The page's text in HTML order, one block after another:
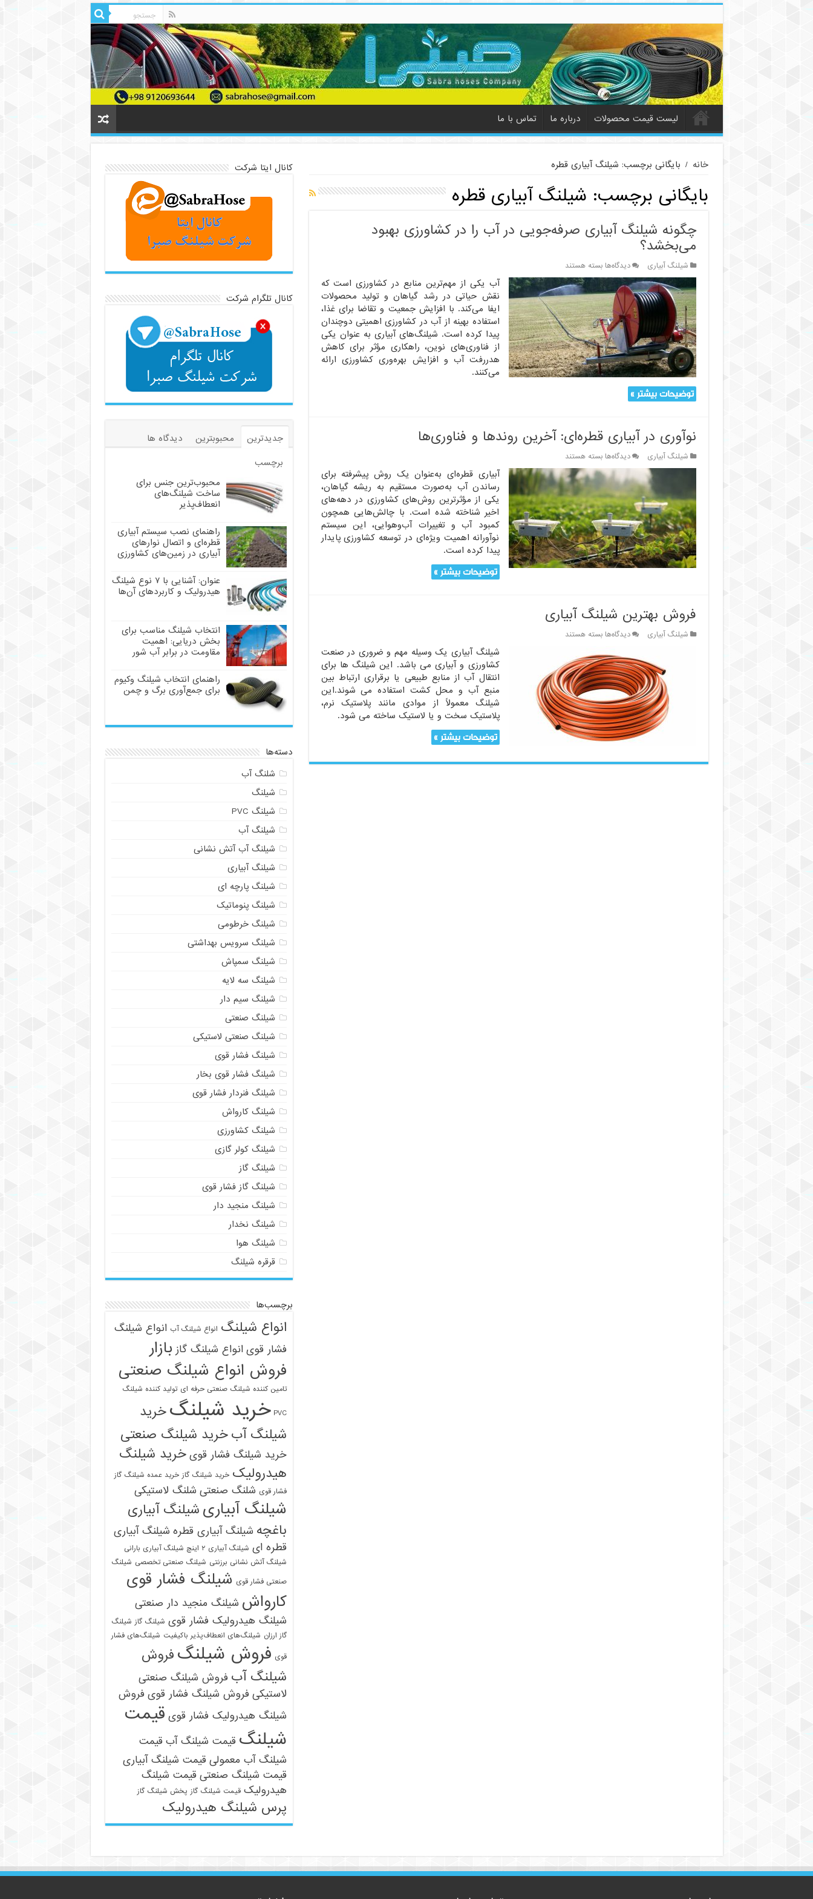
لیست قیمت محصولات درباره ما تماس با ما
خانه / بایگانی برچسب: شیلنگ آبیاری قطره
بایگانی برچسب: شیلنگ آبیاری قطره
چگونه شیلنگ آبیاری صرفه‌جویی در آب را در کشاورزی بهبود
می‌بخشد؟
شیلنگ آبیاری دیدگاه‌هابرای
چگونه
شیلنگ
آبیاری
صرفه‌جویی
در
آب
را
در
کشاورزی
بهبود
بسته هستند
آب یکی از مهم‌ترین منابع در کشاورزی است که
نقش حیاتی در رشد گیاهان و تولید محصولات
ایفا می‌کند. با افزایش جمعیت و تقاضا برای غذا،
استفاده بهینه از آب در کشاورزی اهمیتی دوچندان
پیدا کرده است. شیلنگ‌های آبیاری به عنوان یکی
از فناوری‌های نوین، راهکاری مؤثر برای کاهش
هدررفت آب و افزایش بهره‌وری کشاورزی ارائه
می‌کنند.
توضیحات بیشتر »
نوآوری در آبیاری قطره‌ای: آخرین روندها و فناوری‌ها
شیلنگ آبیاری دیدگاه‌هابرای
نوآوری
در
آبیاری
قطره‌ای:
آخرین
روندها
و
فناوری‌ها
بسته هستند
آبیاری قطره‌ای به‌عنوان یک روش پیشرفته برای
رساندن آب به‌صورت مستقیم به ریشه گیاهان،
یکی از مؤثرترین روش‌های کشاورزی در دهه‌های
اخیر شناخته شده است. با چالش‌هایی همچون
کمبود آب و تغییرات آب‌وهوایی، این سیستم
نوآورانه اهمیت ویژه‌ای در توسعه کشاورزی پایدار
پیدا کرده است.
توضیحات بیشتر »
فروش بهترین شیلنگ آبیاری
شیلنگ آبیاری دیدگاه‌هابرای
بهترین
شیلنگ
آبیاری
بسته هستند
شیلنگ آبیاری یک وسیله مهم و ضروری در صنعت
کشاورزی و آبیاری می باشد. این شیلنگ ها برای
انتقال آب از منابع طبیعی یا برقراری ارتباط بین
منبع آب و محل کشت استفاده می شوند.این
شیلنگ معمولاً از موادی مانند پلاستیک نرم،
پلاستیک سخت و یا لاستیک ساخته می شود.
توضیحات بیشتر »
کانال ایتا شرکت
کانال تلگرام شرکت
جدیدترین محبوبترین
دیدگاه ها
برچسب
محبوب‌ترین جنس برای
ساخت شیلنگ‌های
انعطاف‌پذیر
راهنمای نصب سیستم آبیاری
قطره‌ای و اتصال نوارهای
آبیاری در زمین‌های کشاورزی
عنوان: آشنایی با ۷ نوع شیلنگ
هیدرولیک و کاربردهای آن‌ها
انتخاب شیلنگ مناسب برای
بخش دریایی: اهمیت
مقاومت در برابر آب شور
راهنمای انتخاب شیلنگ وکیوم
برای جمع‌آوری برگ و چمن
دسته‌ها
شلنگ آب
شیلنگ
شیلنگ PVC
شیلنگ آب
شیلنگ آب آتش نشانی
شیلنگ آبیاری
شیلنگ پارچه ای
شیلنگ پنوماتیک
شیلنگ خرطومی
شیلنگ سرویس بهداشتی
شیلنگ سمپاش
شیلنگ سه لایه
شیلنگ سیم دار
شیلنگ صنعتی
شیلنگ صنعتی لاستیکی
شیلنگ فشار قوی
شیلنگ فشار قوی بخار
شیلنگ فنردار فشار قوی
شیلنگ کارواش
شیلنگ کشاورزی
شیلنگ کولر گازی
شیلنگ گاز
شیلنگ گاز فشار قوی
شیلنگ منجید دار
شیلنگ نخدار
شیلنگ هوا
قرقره شیلنگ
برچسب‌ها
انواع شیلنگ انواع شیلنگ آب انواع شیلنگ
فشار قوی انواع شیلنگ گاز بازار
فروش انواع شیلنگ صنعتی
تامین کننده شیلنگ صنعتی حرفه ای تولید کننده شیلنگ
PVC خرید شیلنگ خرید
شیلنگ آب خرید شیلنگ صنعتی
خرید شیلنگ فشار قوی خرید شیلنگ
هیدرولیک خرید شیلنگ گاز خرید عمده شیلنگ گاز
فشار قوی شلنگ صنعتی شلنگ لاستیکی
شیلنگ آبیاری شیلنگ آبیاری
باغچه شیلنگ آبیاری قطره شیلنگ آبیاری
قطره ای شیلنگ آبیاری ۲ اینچ شیلنگ آبیاری بارانی
شیلنگ آتش نشانی برزنتی شیلنگ صنعتی تخصصی شیلنگ
صنعتی فشار قوی شیلنگ فشار قوی
کارواش شیلنگ منجید دار صنعتی
شیلنگ هیدرولیک فشار قوی شیلنگ گاز شیلنگ
گاز ارزان شیلنگ‌های انعطاف‌پذیر باکیفیت شیلنگ‌های فشار
قوی فروش شیلنگ فروش
شیلنگ آب فروش شیلنگ صنعتی
لاستیکی فروش شیلنگ فشار قوی فروش
شیلنگ هیدرولیک فشار قوی قیمت
شیلنگ قیمت شیلنگ آب قیمت
شیلنگ آب معمولی قیمت شیلنگ آبیاری
قیمت شیلنگ صنعتی قیمت شیلنگ
هیدرولیک قیمت شیلنگ گاز پخش شیلنگ گاز
پرس شیلنگ هیدرولیک